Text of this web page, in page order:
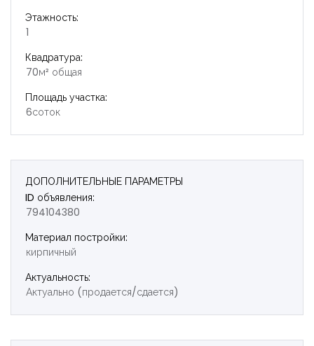
Этажность:
1
Квадратура:
70м² общая
Площадь участка:
6соток
ДОПОЛНИТЕЛЬНЫЕ ПАРАМЕТРЫ
ID объявления:
794104380
Материал постройки:
кирпичный
Актуальность:
Актуально (продается/сдается)